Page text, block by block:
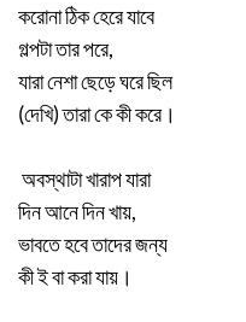
করোনা ঠিক হেরে যাবে
গল্পটা তার পরে,
যারা নেশা ছেড়ে ঘরে ছিল
(দেখি) তারা কে কী করে।
অবস্থাটা খারাপ যারা
দিন আনে দিন খায়,
ভাবতে হবে তাদের জন্য
কী ই বা করা যায়।